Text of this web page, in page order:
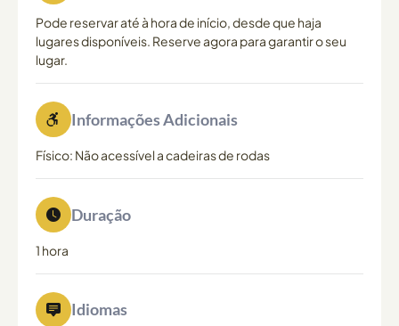
Pode reservar até à hora de início, desde que haja
lugares disponíveis. Reserve agora para garantir o seu
lugar.
Informações Adicionais
Físico: Não acessível a cadeiras de rodas
Duração
1 hora
Idiomas